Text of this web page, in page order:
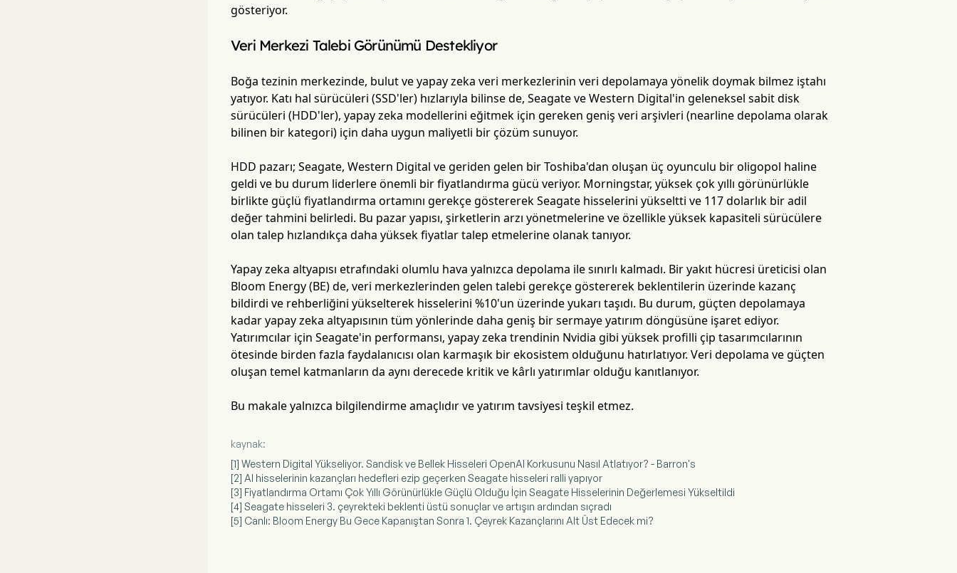
gösteriyor.
Veri Merkezi Talebi Görünümü Destekliyor
Boğa tezinin merkezinde, bulut ve yapay zeka veri merkezlerinin veri depolamaya yönelik doymak bilmez iştahı
yatıyor. Katı hal sürücüleri (SSD'ler) hızlarıyla bilinse de, Seagate ve Western Digital'in geleneksel sabit disk
sürücüleri (HDD'ler), yapay zeka modellerini eğitmek için gereken geniş veri arşivleri (nearline depolama olarak
bilinen bir kategori) için daha uygun maliyetli bir çözüm sunuyor.
HDD pazarı; Seagate, Western Digital ve geriden gelen bir Toshiba'dan oluşan üç oyunculu bir oligopol haline
geldi ve bu durum liderlere önemli bir fiyatlandırma gücü veriyor. Morningstar, yüksek çok yıllı görünürlükle
birlikte güçlü fiyatlandırma ortamını gerekçe göstererek Seagate hisselerini yükseltti ve 117 dolarlık bir adil
değer tahmini belirledi. Bu pazar yapısı, şirketlerin arzı yönetmelerine ve özellikle yüksek kapasiteli sürücülere
olan talep hızlandıkça daha yüksek fiyatlar talep etmelerine olanak tanıyor.
Yapay zeka altyapısı etrafındaki olumlu hava yalnızca depolama ile sınırlı kalmadı. Bir yakıt hücresi üreticisi olan
Bloom Energy (BE) de, veri merkezlerinden gelen talebi gerekçe göstererek beklentilerin üzerinde kazanç
bildirdi ve rehberliğini yükselterek hisselerini %10'un üzerinde yukarı taşıdı. Bu durum, güçten depolamaya
kadar yapay zeka altyapısının tüm yönlerinde daha geniş bir sermaye yatırım döngüsüne işaret ediyor.
Yatırımcılar için Seagate'in performansı, yapay zeka trendinin Nvidia gibi yüksek profilli çip tasarımcılarının
ötesinde birden fazla faydalanıcısı olan karmaşık bir ekosistem olduğunu hatırlatıyor. Veri depolama ve güçten
oluşan temel katmanların da aynı derecede kritik ve kârlı yatırımlar olduğu kanıtlanıyor.
Bu makale yalnızca bilgilendirme amaçlıdır ve yatırım tavsiyesi teşkil etmez.
kaynak:
[1] Western Digital Yükseliyor. Sandisk ve Bellek Hisseleri OpenAI Korkusunu Nasıl Atlatıyor? - Barron's
[2] AI hisselerinin kazançları hedefleri ezip geçerken Seagate hisseleri ralli yapıyor
[3] Fiyatlandırma Ortamı Çok Yıllı Görünürlükle Güçlü Olduğu İçin Seagate Hisselerinin Değerlemesi Yükseltildi
[4] Seagate hisseleri 3. çeyrekteki beklenti üstü sonuçlar ve artışın ardından sıçradı
[5] Canlı: Bloom Energy Bu Gece Kapanıştan Sonra 1. Çeyrek Kazançlarını Alt Üst Edecek mi?